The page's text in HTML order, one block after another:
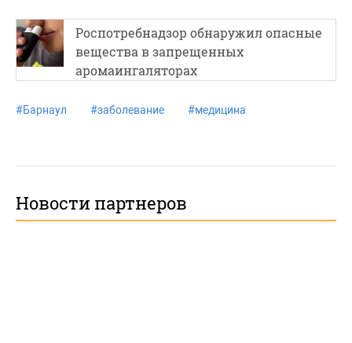
Роспотребнадзор обнаружил опасные
вещества в запрещенных
аромаингаляторах
#Барнаул #заболевание #медицина
Новости партнеров